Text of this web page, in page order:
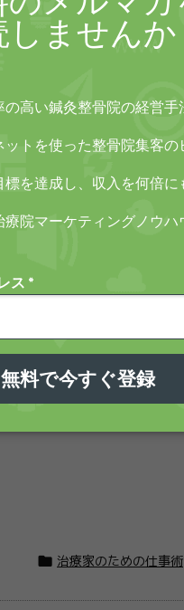
 治療家のための仕事術